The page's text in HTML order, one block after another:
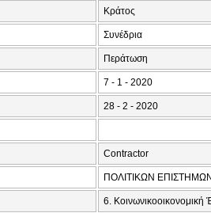
Κράτος
Συνέδρια
Περάτωση
7 - 1 - 2020
28 - 2 - 2020
Contractor
ΠΟΛΙΤΙΚΩΝ
6. Κοινωνικοοικονομική